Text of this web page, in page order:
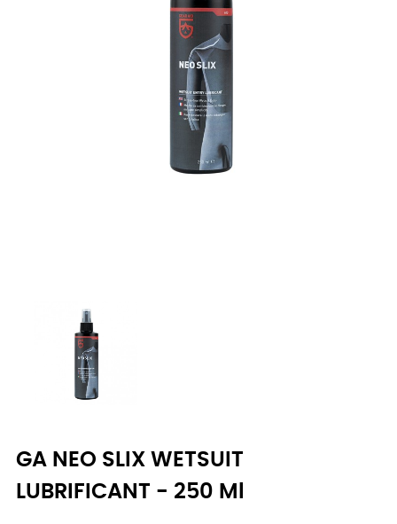
GA NEO SLIX WETSUIT
LUBRIFICANT - 250 Ml